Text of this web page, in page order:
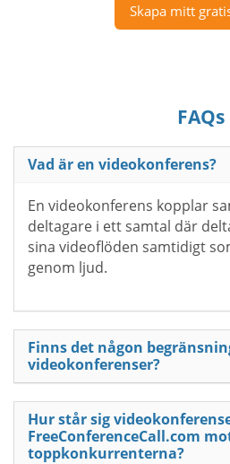
Skapa mitt
FAQs
Vad är en videokonferens?
En videokonferens kopplar
deltagare i ett samtal där
sina videoflöden samtidigt
genom ljud.
Finns det någon
videokonferenser?
Hur står sig
FreeConferenceCall.com
toppkonkurrenterna?